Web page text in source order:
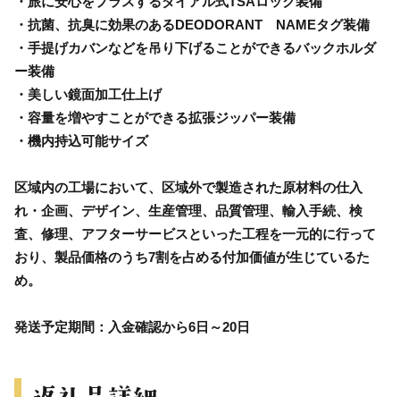
・抗菌、抗臭に効果のあるDEODORANT NAMEタグ装備
・手提げカバンなどを吊り下げることができるバックホルダ
ー装備
・美しい鏡面加工仕上げ
・容量を増やすことができる拡張ジッパー装備
・機内持込可能サイズ
区域内の工場において、区域外で製造された原材料の仕入
れ・企画、デザイン、生産管理、品質管理、輸入手続、検
査、修理、アフターサービスといった工程を一元的に行って
おり、製品価格のうち7割を占める付加価値が生じているた
め。
発送予定期間：入金確認から6日～20日